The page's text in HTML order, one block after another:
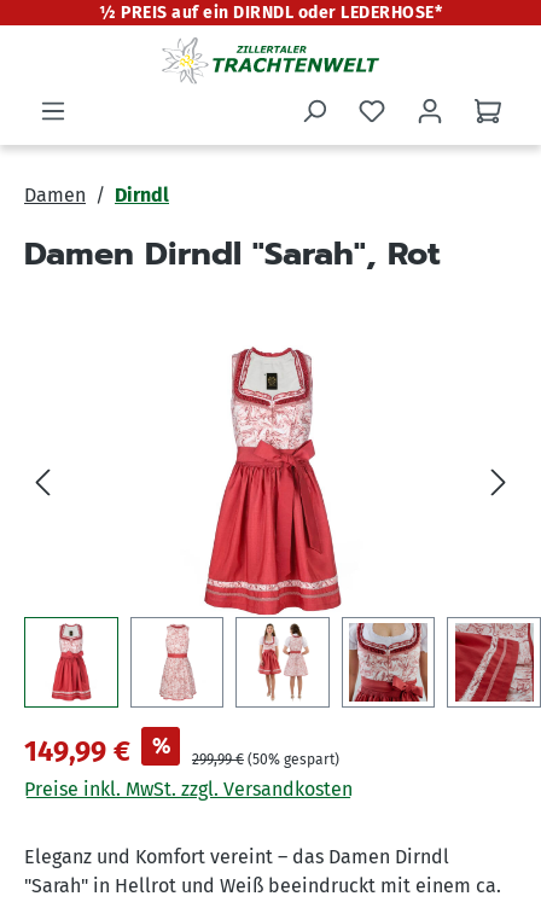
springen
½ PREIS auf ein DIRNDL oder LEDERHOSE*
Damen Dirndl
Damen Dirndl "Sarah", Rot
Bildergalerie überspringen
149,99 € % 299,99 € (50% gespart)
Preise inkl. MwSt. zzgl. Versandkosten
Eleganz und Komfort vereint – das Damen Dirndl
"Sarah" in Hellrot und Weiß beeindruckt mit einem ca.